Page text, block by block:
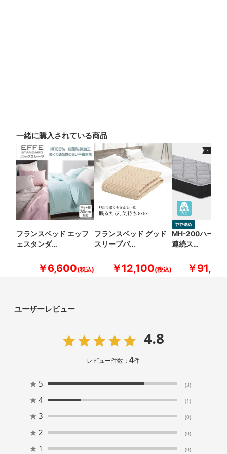
一緒に購入されている商品
フランスベッド エッフ
ェスタンダ…
￥6,600
フランスベッド グッド
スリープバ…
￥12,100
MH-200ハード
連続ス…
￥
ユーザーレビュー
4.8
レビュー件数：4件
★ 5 (3)
★ 4 (1)
★ 3 (0)
★ 2 (0)
★ 1 (0)